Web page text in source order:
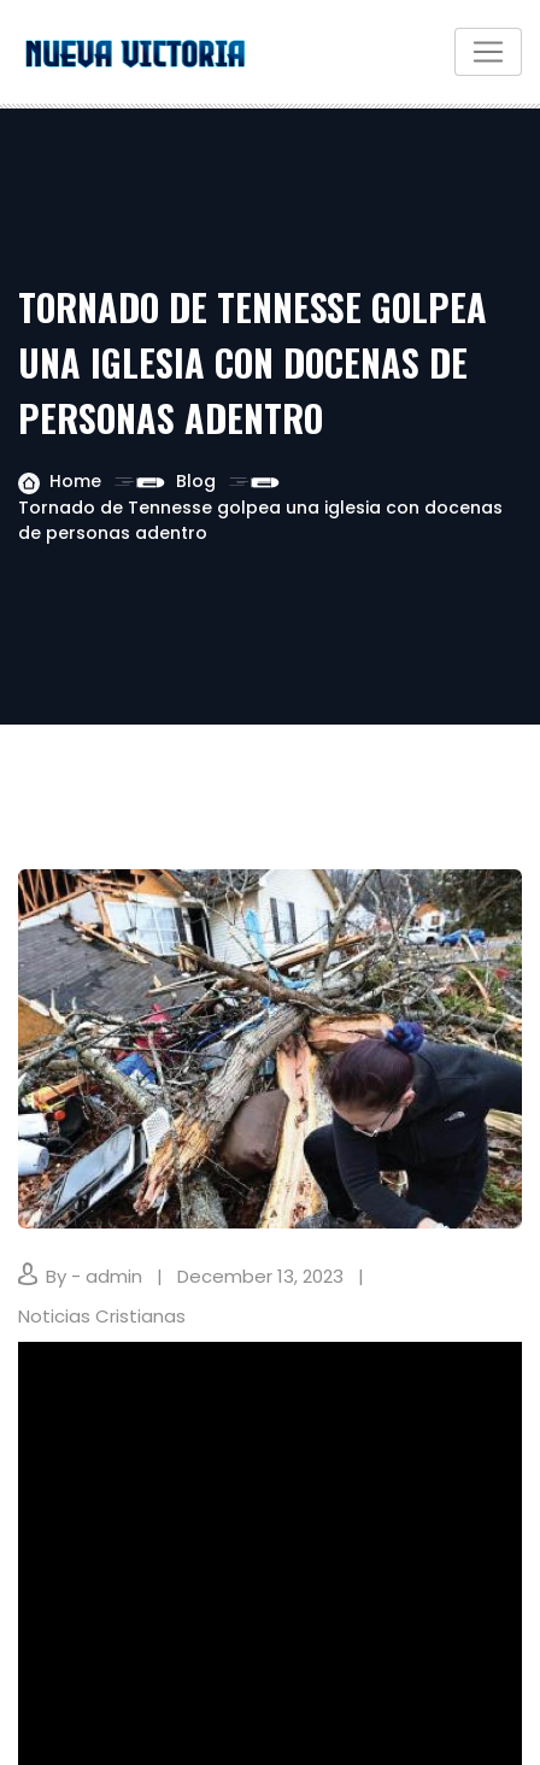
TORNADO DE TENNESSE GOLPEA
UNA IGLESIA CON DOCENAS DE
PERSONAS ADENTRO
Home
Blog
Tornado de Tennesse golpea una iglesia con docenas
de personas adentro
By - admin
December 13, 2023
Noticias Cristianas